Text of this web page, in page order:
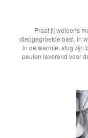
Praat jij weleens
diepgegroefde bast, in
in de warmte, stug zijn
peulen leverend voor